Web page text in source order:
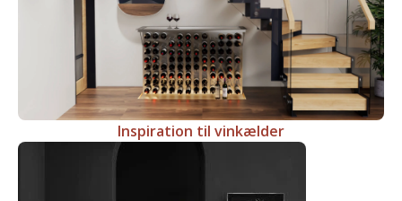
Inspiration til vinkælder